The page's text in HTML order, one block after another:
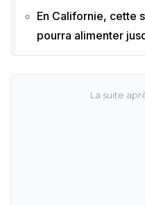
En Californie, cette
pourra alimenter